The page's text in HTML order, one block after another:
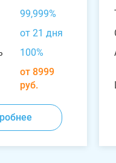
99,999%
от 21 дня
100%
от 8999
руб.